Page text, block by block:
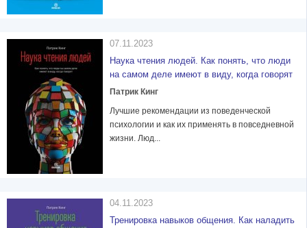
07.11.2023
Наука чтения людей. Как понять, что люди
на самом деле имеют в виду, когда говорят
Патрик Кинг
Лучшие рекомендации из поведенческой
психологии и как их применять в повседневной
жизни. Люд...
04.11.2023
Тренировка навыков общения. Как наладить